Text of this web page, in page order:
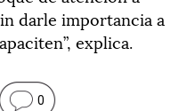
darle importancia a
explica.
0